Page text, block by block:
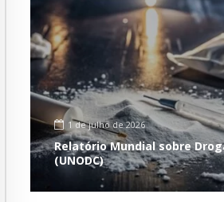
1 de julho de 2026
Relatório Mundial sobre
(UNODC)